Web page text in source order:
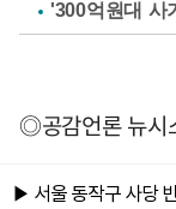
'300억원대 사
◎공감언론 뉴시